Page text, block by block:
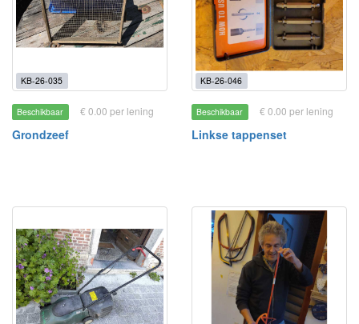
KB-26-035
Beschikbaar € 0.00 per lening
Grondzeef
KB-26-046
Beschikbaar € 0.00 per lening
Linkse tappenset